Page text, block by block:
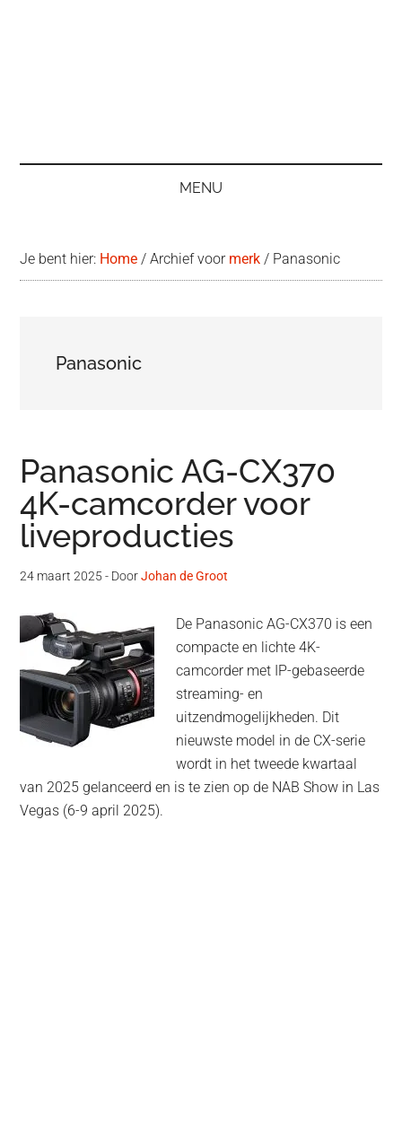
MENU
Je bent hier: Home / Archief voor merk / Panasonic
Panasonic
Panasonic AG-CX370
4K-camcorder voor
liveproducties
24 maart 2025 - DoorJohan de Groot
De Panasonic AG-CX370 is een
compacte en lichte 4K-
camcorder met IP-gebaseerde
streaming- en
uitzendmogelijkheden. Dit
nieuwste model in de CX-serie
wordt in het tweede kwartaal
van 2025 gelanceerd en is te zien op de NAB Show in Las
Vegas (6-9 april 2025).